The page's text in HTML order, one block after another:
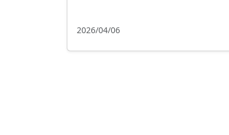
2026/04/06